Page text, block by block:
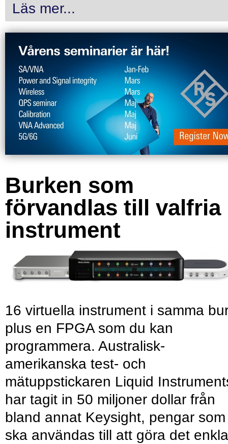
Läs mer...
Burken som
förvandlas till valfria
instrument
16 virtuella instrument i samma
plus en FPGA som du kan
programmera. Australisk-
amerikanska test- och
mätuppstickaren Liquid
har tagit in 50 miljoner dollar från
bland annat Keysight, pengar som
ska användas till att göra det